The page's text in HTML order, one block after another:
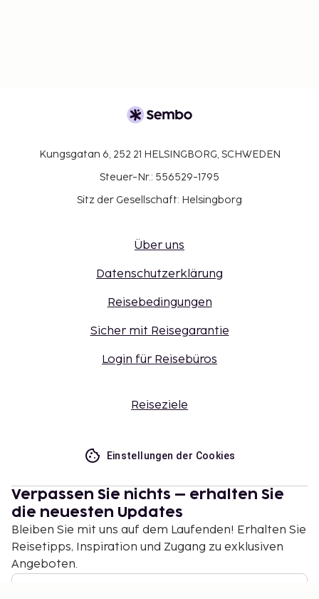
Kungsgatan 6, 252 21 HELSINGBORG, SCHWEDEN
Steuer-Nr.: 556529-1795
Sitz der Gesellschaft: Helsingborg
Über uns
Datenschutzerklärung
Reisebedingungen
Sicher mit Reisegarantie
Login für Reisebüros
Reiseziele
Einstellungen der Cookies
Verpassen Sie nichts – erhalten Sie
die neuesten Updates
Bleiben Sie mit uns auf dem Laufenden! Erhalten Sie
Reisetipps, Inspiration und Zugang zu exklusiven
Angeboten.